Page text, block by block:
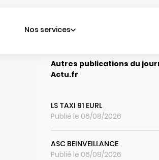
Nos services
Autres publications du
Actu.fr
LS TAXI 91 EURL
Publié le 06/08/2026
ASC BEINVEILLANCE
Publié le 06/08/2026